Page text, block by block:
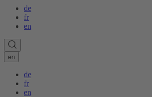
de
fr
en
en
de
fr
en